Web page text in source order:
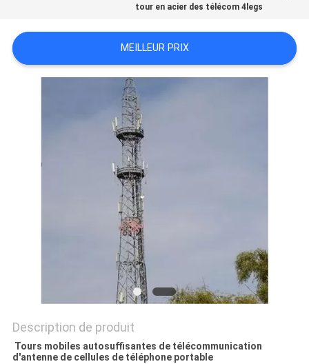
CITATION
PLAN
PRIVACY
tour en acier des télécom 4legs
MEILLEUR PRIX
Description de produit
Tours mobiles autosuffisantes de télécommunication
d'antenne de cellules de téléphone portable